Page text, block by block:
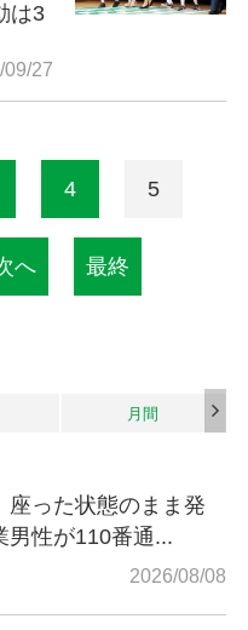
は3
09/27
4 5
へ 最終
月間
座った状態のまま発
性が110番通...
2026/08/08